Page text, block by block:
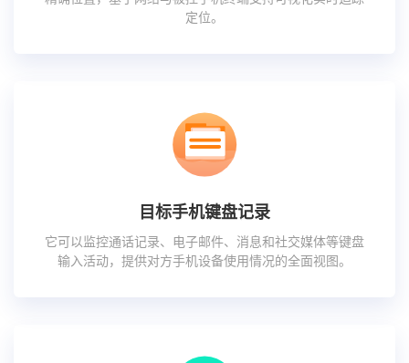
定位。
目标手机键盘记录
它可以监控通话记录、电子邮件、消息和社交媒体等键盘
输入活动，提供对方手机设备使用情况的全面视图。